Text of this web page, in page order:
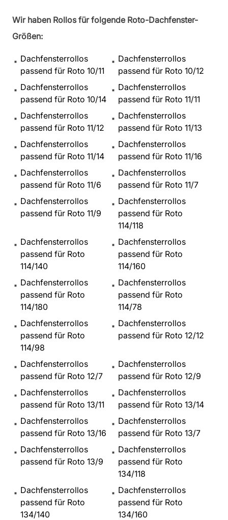
Wir haben Rollos für folgende Roto-Dachfenster-
Größen:
Dachfensterrollos
passend für Roto 10/11
Dachfensterrollos
passend für Roto 10/12
Dachfensterrollos
passend für Roto 10/14
Dachfensterrollos
passend für Roto 11/11
Dachfensterrollos
passend für Roto 11/12
Dachfensterrollos
passend für Roto 11/13
Dachfensterrollos
passend für Roto 11/14
Dachfensterrollos
passend für Roto 11/16
Dachfensterrollos
passend für Roto 11/6
Dachfensterrollos
passend für Roto 11/7
Dachfensterrollos
passend für Roto 11/9
Dachfensterrollos
passend für Roto
114/118
Dachfensterrollos
passend für Roto
114/140
Dachfensterrollos
passend für Roto
114/160
Dachfensterrollos
passend für Roto
114/180
Dachfensterrollos
passend für Roto
114/78
Dachfensterrollos
passend für Roto
114/98
Dachfensterrollos
passend für Roto 12/12
Dachfensterrollos
passend für Roto 12/7
Dachfensterrollos
passend für Roto 12/9
Dachfensterrollos
passend für Roto 13/11
Dachfensterrollos
passend für Roto 13/14
Dachfensterrollos
passend für Roto 13/16
Dachfensterrollos
passend für Roto 13/7
Dachfensterrollos
passend für Roto 13/9
Dachfensterrollos
passend für Roto
134/118
Dachfensterrollos
passend für Roto
134/140
Dachfensterrollos
passend für Roto
134/160